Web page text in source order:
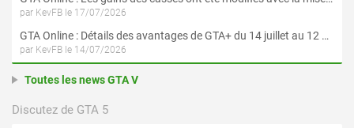
par KevFB le 17/07/2026
GTA Online : Détails des avantages de GTA+ du 14 juillet au 12 août
par KevFB le 14/07/2026
Toutes les news GTA V
Discutez de GTA 5